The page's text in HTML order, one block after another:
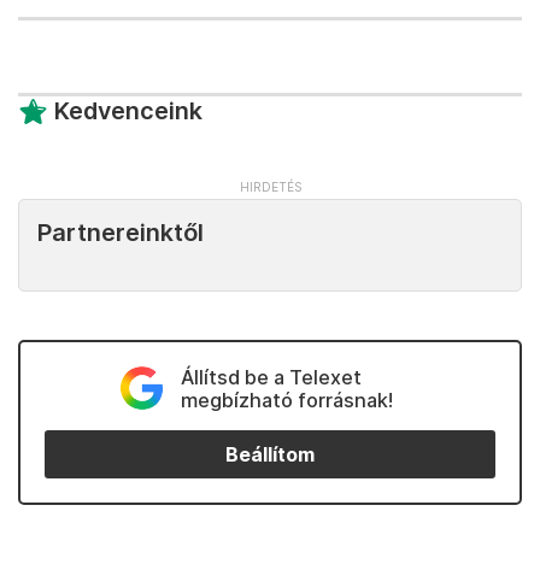
Kedvenceink
Partnereinktől
Állítsd be a Telexet
megbízható forrásnak!
Beállítom